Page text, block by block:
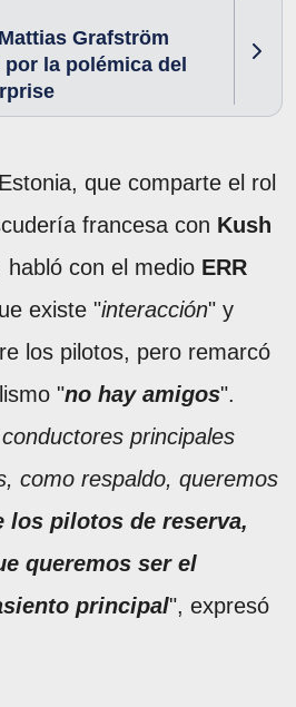
Grafström
la polémica del
que comparte el rol
francesa con Kush
habló con el medio ERR
existe "interacción" y
los pilotos, pero remarcó
"no hay amigos".
principales
como respaldo, queremos
los pilotos de reserva,
queremos ser el
principal", expresó